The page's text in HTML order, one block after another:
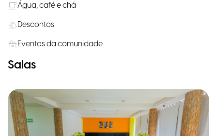
Água, café e chá
Descontos
Eventos da comunidade
Salas